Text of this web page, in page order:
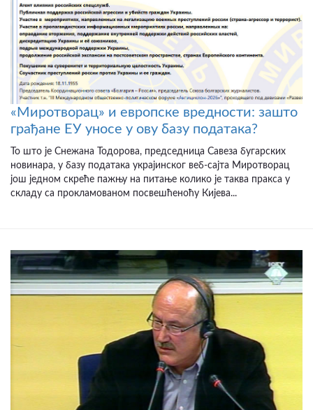
«Миротворац» и европске вредности: зашто
грађане ЕУ уносе у ову базу података?
То што је Снежана Тодорова, председница Савеза бугарских
новинара, у базу података украјинског веб-сајта Миротворац
још једном скреће пажњу на питање колико је таква пракса у
складу са прокламованом посвешћеноћу Кијева...